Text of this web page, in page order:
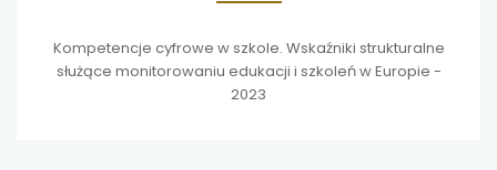
Kompetencje cyfrowe w szkole. Wskaźniki strukturalne
służące monitorowaniu edukacji i szkoleń w Europie -
2023